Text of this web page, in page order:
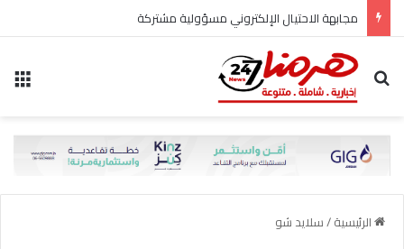
مجابهة الاحتيال الإلكتروني مسؤولية مشتركة
بحث عن
الرئيسية/سلايد شو